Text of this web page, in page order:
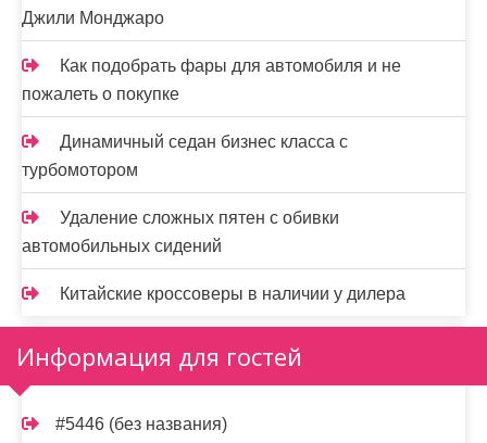
Джили Монджаро
Как подобрать фары для автомобиля и не
пожалеть о покупке
Динамичный седан бизнес класса с
турбомотором
Удаление сложных пятен с обивки
автомобильных сидений
Китайские кроссоверы в наличии у дилера
Информация для гостей
#5446 (без названия)